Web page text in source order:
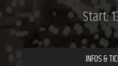
Start:
INFOS &